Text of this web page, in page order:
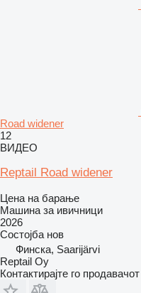
Road widener
12
ВИДЕО
Reptail Road widener
Цена на барање
Машина за ивичници
2026
Состојба нов
Финска, Saarijärvi
Reptail Oy
Контактирајте го продавачот